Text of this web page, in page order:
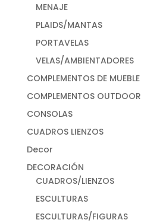
MENAJE
PLAIDS/MANTAS
PORTAVELAS
VELAS/AMBIENTADORES
COMPLEMENTOS DE MUEBLE
COMPLEMENTOS OUTDOOR
CONSOLAS
CUADROS LIENZOS
Decor
DECORACIÓN
CUADROS/LIENZOS
ESCULTURAS
ESCULTURAS/FIGURAS